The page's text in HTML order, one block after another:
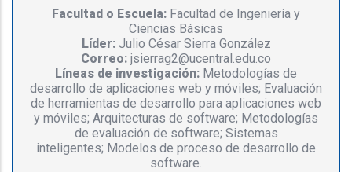
Facultad o Escuela: Facultad de Ingeniería y
Ciencias Básicas
Líder:Julio César Sierra González
Correo: jsierrag2@ucentral.edu.co
Líneas de investigación: Metodologías de
desarrollo de aplicaciones web y móviles; Evaluación
de herramientas de desarrollo para aplicaciones web
y móviles; Arquitecturas de software; Metodologías
de evaluación de software; Sistemas
inteligentes; Modelos de proceso de desarrollo de
software.